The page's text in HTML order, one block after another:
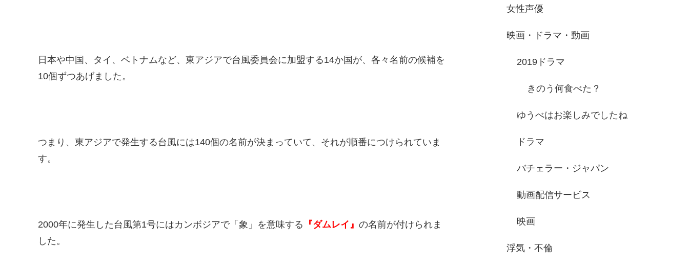
日本や中国、タイ、ベトナムなど、東アジアで台風委員会に加盟する14か国が、各々名前の候補を
10個ずつあげました。
つまり、東アジアで発生する台風には140個の名前が決まっていて、それが順番につけられていま
す。
2000年に発生した台風第1号にはカンボジアで「象」を意味する 『ダムレイ』 の名前が付けられま
した。
女性声優
映画・ドラマ・動画
2019ドラマ
きのう何食べた？
ゆうべはお楽しみでしたね
ドラマ
バチェラー・ジャパン
動画配信サービス
映画
浮気・不倫